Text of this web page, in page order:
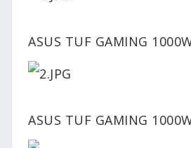
ASUS TUF GAMING
ASUS TUF GAMING